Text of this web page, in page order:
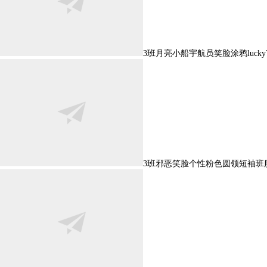
3班月亮小船宇航员笑脸涂鸦
3班邪恶笑脸个性粉色圆领短袖班